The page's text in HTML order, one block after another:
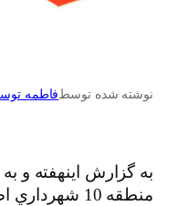
نوشته شده توسطفاطمه
به گزارش اینهفته و
منطقه 10